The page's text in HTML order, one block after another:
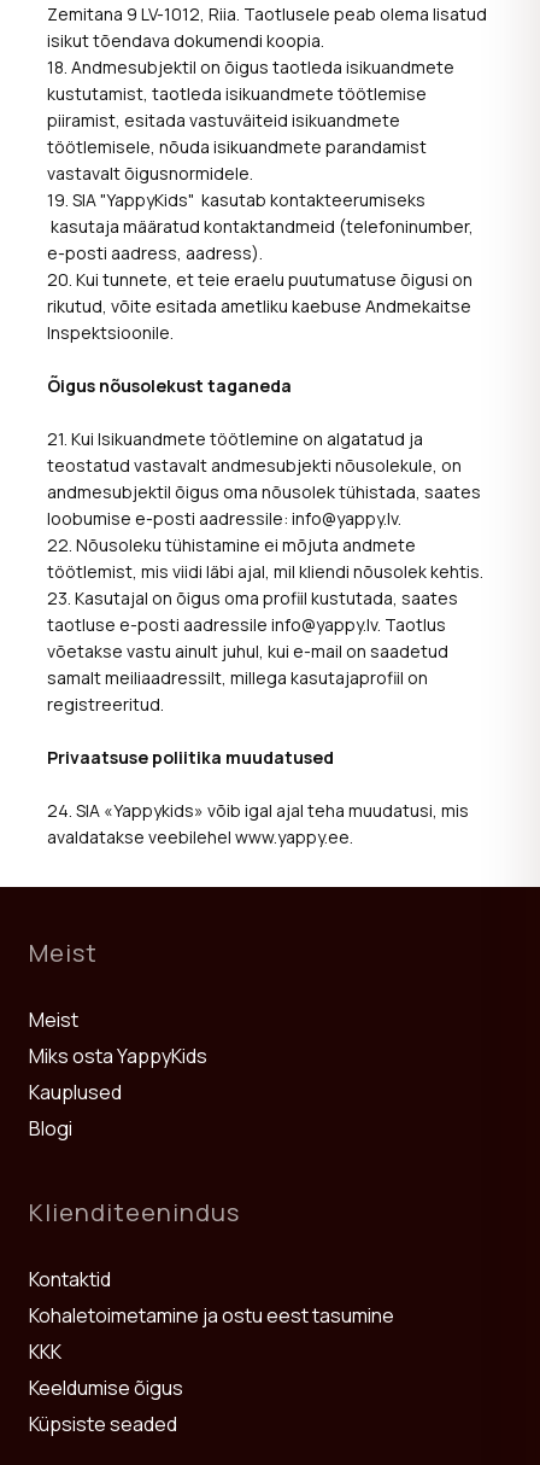
Zemitana 9 LV-1012, Riia. Taotlusele peab olema lisatud
isikut tõendava dokumendi koopia.
18. Andmesubjektil on õigus taotleda isikuandmete
kustutamist, taotleda isikuandmete töötlemise
piiramist, esitada vastuväiteid isikuandmete
töötlemisele, nõuda isikuandmete parandamist
vastavalt õigusnormidele.
19. SIA "YappyKids" kasutab kontakteerumiseks
kasutaja määratud kontaktandmeid (telefoninumber,
e-posti aadress, aadress).
20. Kui tunnete, et teie eraelu puutumatuse õigusi on
rikutud, võite esitada ametliku kaebuse Andmekaitse
Inspektsioonile.
Õigus nõusolekust taganeda
21. Kui Isikuandmete töötlemine on algatatud ja
teostatud vastavalt andmesubjekti nõusolekule, on
andmesubjektil õigus oma nõusolek tühistada, saates
loobumise e-posti aadressile: info@yappy.lv.
22. Nõusoleku tühistamine ei mõjuta andmete
töötlemist, mis viidi läbi аjal, mil kliendi nõusolek kehtis.
23. Kasutajal on õigus oma profiil kustutada, saates
taotluse e-posti aadressile info@yappy.lv. Taotlus
võetakse vastu ainult juhul, kui e-mail on saadetud
samalt meiliaadressilt, millega kasutajaprofiil on
registreeritud.
Privaatsuse poliitika muudatused
24. SIA «Yappykids» võib igal ajal teha muudatusi, mis
avaldatakse veebilehel www.yappy.ee.
Meist
Meist
Miks osta YappyKids
Kauplused
Blogi
Klienditeenindus
Kontaktid
Kohaletoimetamine ja ostu eest tasumine
KKK
Keeldumise õigus
Küpsiste seaded